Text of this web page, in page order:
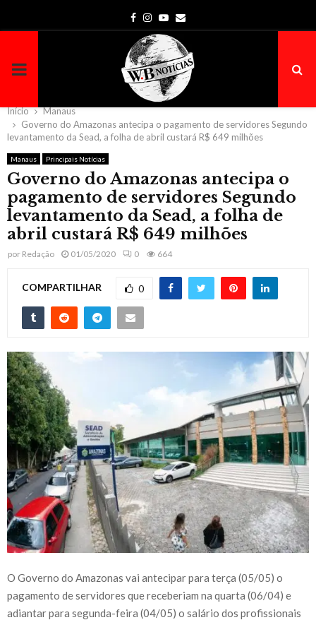
Facebook
Instagram
Youtube
Email
PRIMARY
MENU
Início
Manaus
Governo do Amazonas antecipa o pagamento de servidores Segundo
levantamento da Sead, a folha de abril custará R$ 649 milhões
Manaus Principais Notícias
Governo do Amazonas antecipa o
pagamento de servidores Segundo
levantamento da Sead, a folha de
abril custará R$ 649 milhões
por Redação 01/05/2020 0 664
COMPARTILHAR 0
O Governo do Amazonas vai antecipar para terça (05/05) o
pagamento de servidores que receberiam na quarta (06/04) e
adiantar para segunda-feira (04/05) o salário dos profissionais